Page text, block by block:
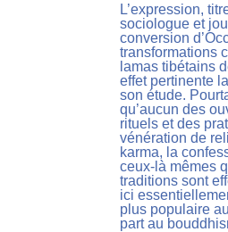
L’expression,
sociologue et
conversion
transformations
lamas tibétains
effet pertinente
son étude.
qu’aucun des
rituels et des
vénération de
karma, la
ceux-là mêmes
traditions sont
ici
plus populaire
part au